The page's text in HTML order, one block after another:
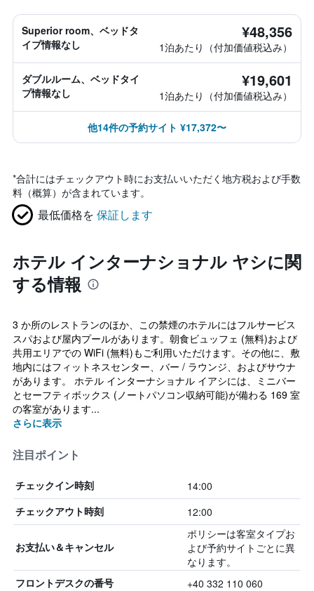
Superior room、ベッドタ
イプ情報なし
¥48,356
1泊あたり（付加価値税込み）
ダブルルーム、ベッドタイ
プ情報なし
¥19,601
1泊あたり（付加価値税込み）
他14件の予約サイト ¥17,372〜
*合計にはチェックアウト時にお支払いいただく地方税および手数
料（概算）が含まれています。
最低価格を 保証します
ホテル インターナショナル ヤシに関
する情報
3 か所のレストランのほか、この禁煙のホテルにはフルサービス
スパおよび屋内プールがあります。朝食ビュッフェ (無料)および
共用エリアでの WiFi (無料)もご利用いただけます。その他に、敷
地内にはフィットネスセンター、バー / ラウンジ、およびサウナ
があります。 ホテル インターナショナル イアシには、ミニバー
とセーフティボックス (ノートパソコン収納可能)が備わる 169 室
の客室があります...
さらに表示
注目ポイント
チェックイン時刻 14:00
チェックアウト時刻 12:00
お支払い＆キャンセル
ポリシーは客室タイプお
よび予約サイトごとに異
なります。
フロントデスクの番号 +40 332 110 060